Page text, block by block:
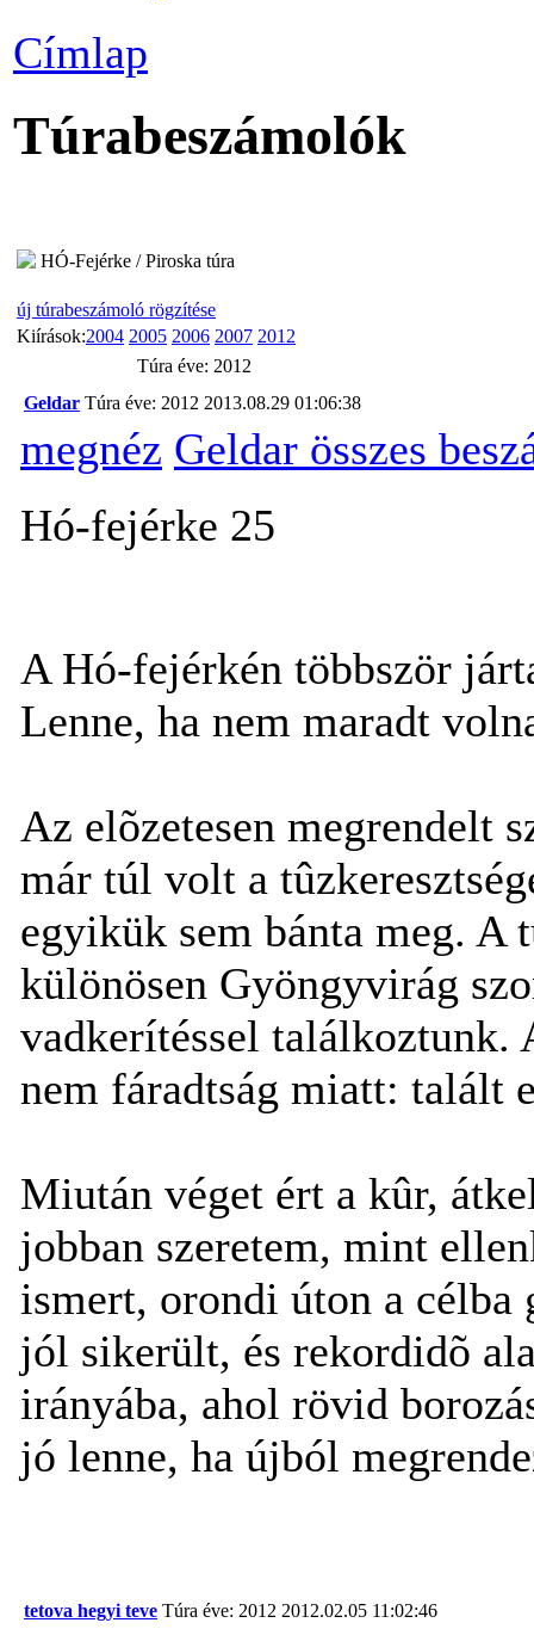
Címlap
Túrabeszámolók
HÓ-Fejérke / Piroska túra
új túrabeszámoló rögzítése
Kiírások:2004 2005 2006 2007 2012
Túra éve: 2012
Geldar Túra éve: 2012 2013.08.29 01:06:38
megnéz Geldar összes
Hó-fejérke 25
A Hó-fejérkén többször
Lenne, ha nem maradt
Az elõzetesen megrendelt
már túl volt a
egyikük sem bánta meg. A
különösen Gyöngyvirág
vadkerítéssel találkoztunk.
nem fáradtság miatt: talált
Miután véget ért a kûr,
jobban szeretem, mint
ismert, orondi úton a
jól sikerült, és rekordidõ
irányába, ahol rövid
jó lenne, ha újból
tetova hegyi teve Túra éve: 2012 2012.02.05 11:02:46